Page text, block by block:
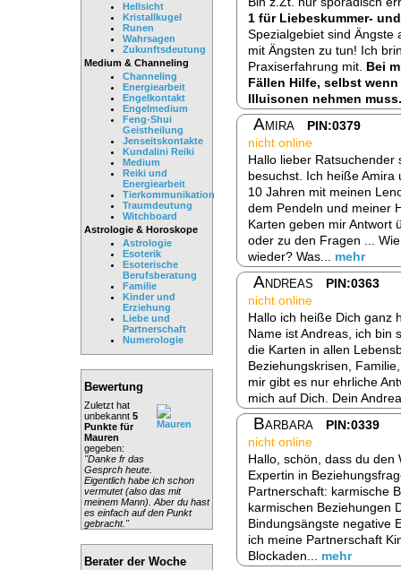
Hellsicht
Kristallkugel
Runen
Wahrsagen
Zukunftsdeutung
Medium & Channeling
Channeling
Energiearbeit
Engelkontakt
Engelmedium
Feng-Shui
Geistheilung
Jenseitskontakte
Kundalini Reiki
Medium
Reiki und
Energiearbeit
Tierkommunikation
Traumdeutung
Witchboard
Astrologie & Horoskope
Astrologie
Esoterik
Esoterische
Berufsberatung
Familie
Kinder und
Erziehung
Liebe und
Partnerschaft
Numerologie
Bewertung
Zuletzt hat
unbekannt 5
Punkte für
Mauren
gegeben:
"Danke fr das
Gesprch heute.
Eigentlich habe ich schon
vermutet (also das mit
meinem Mann). Aber du hast
es einfach auf den Punkt
gebracht."
Berater der Woche
1 für Liebeskummer-
Spezialgebiet sind Ängste
mit Ängsten zu tun! Ich
Praxiserfahrung mit. Bei
Fällen Hilfe, selbst
Illuisonen nehmen
Amira
PIN:0379
nicht online
Hallo lieber Ratsuchender
besuchst. Ich heiße
10 Jahren mit meinen
dem Pendeln und meiner
Karten geben mir Antwort
oder zu den Fragen ...
wieder? Was... mehr
Andreas
PIN:0363
nicht online
Hallo ich heiße Dich ganz
Name ist Andreas, ich bin
die Karten in allen
Beziehungskrisen,
mir gibt es nur ehrliche
mich auf Dich. Dein
Barbara
PIN:0339
nicht online
Hallo, schön, dass du
Expertin in
Partnerschaft: karmische
karmischen Beziehungen
Bindungsängste negative
ich meine Partnerschaft
Blockaden... mehr